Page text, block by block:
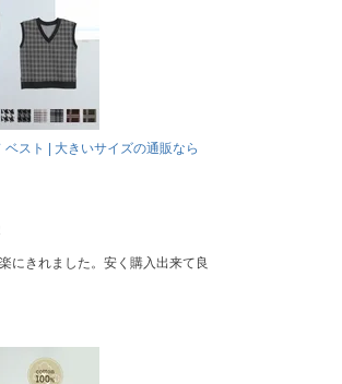
スト | 大きいサイズの通販なら
にきれました。安く購入出来て良